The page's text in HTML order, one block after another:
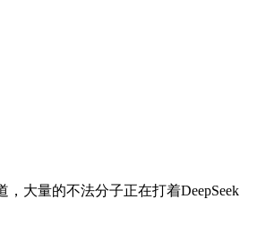
大量的不法分子正在打着DeepSeek